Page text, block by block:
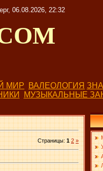
06.08.2026, 22:32
МИР ВАЛЕОЛОГИЯ
МУЗЫКАЛЬНЫЕ
Страницы: 1 2 »